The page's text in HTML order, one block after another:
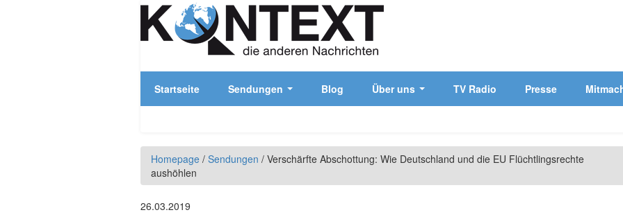
Startseite Sendungen Blog Über uns TV Radio Presse
Homepage / Sendungen / Verschärfte Abschottung: Wie Deutschland und die EU Flüchtlingsrechte
aushöhlen
26.03.2019